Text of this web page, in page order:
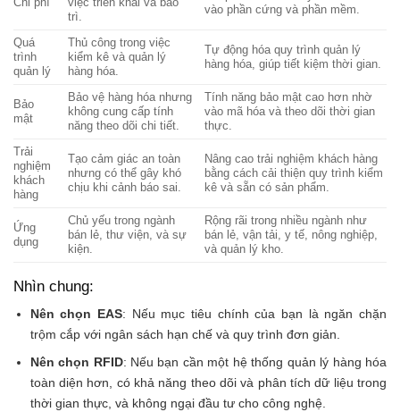
trì.
vào phần cứng và phần mềm.
Quá
trình
quản lý
Thủ công trong việc
kiểm kê và quản lý
hàng hóa.
Tự động hóa quy trình quản lý
hàng hóa, giúp tiết kiệm thời gian.
Bảo
mật
Bảo vệ hàng hóa nhưng
không cung cấp tính
năng theo dõi chi tiết.
Tính năng bảo mật cao hơn nhờ
vào mã hóa và theo dõi thời gian
thực.
Trải
nghiệm
khách
hàng
Tạo cảm giác an toàn
nhưng có thể gây khó
chịu khi cảnh báo sai.
Nâng cao trải nghiệm khách hàng
bằng cách cải thiện quy trình kiểm
kê và sẵn có sản phẩm.
Ứng
dụng
Chủ yếu trong ngành
bán lẻ, thư viện, và sự
kiện.
Rộng rãi trong nhiều ngành như
bán lẻ, vận tải, y tế, nông nghiệp,
và quản lý kho.
Nhìn chung:
Nên chọn EAS: Nếu mục tiêu chính của bạn là ngăn chặn
trộm cắp với ngân sách hạn chế và quy trình đơn giản.
Nên chọn RFID: Nếu bạn cần một hệ thống quản lý hàng hóa
toàn diện hơn, có khả năng theo dõi và phân tích dữ liệu trong
thời gian thực, và không ngại đầu tư cho công nghệ.